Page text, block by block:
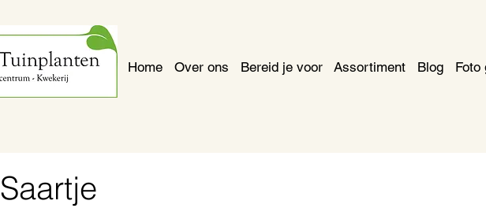
Home Over ons Bereid je voor Assortiment Blog Foto
Saartje